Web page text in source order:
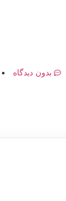
بدون دیدگاه